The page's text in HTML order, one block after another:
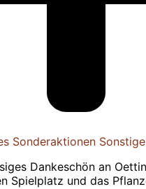
Sonderaktionen Sonstige
Dankeschön an
Spielplatz und das